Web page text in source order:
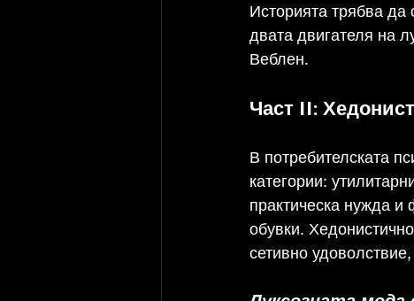
Историята трябва да
двата двигателя на
Веблен.
Част II:
В потребителската
категории:
практическа нужда и
обувки.
сетивно